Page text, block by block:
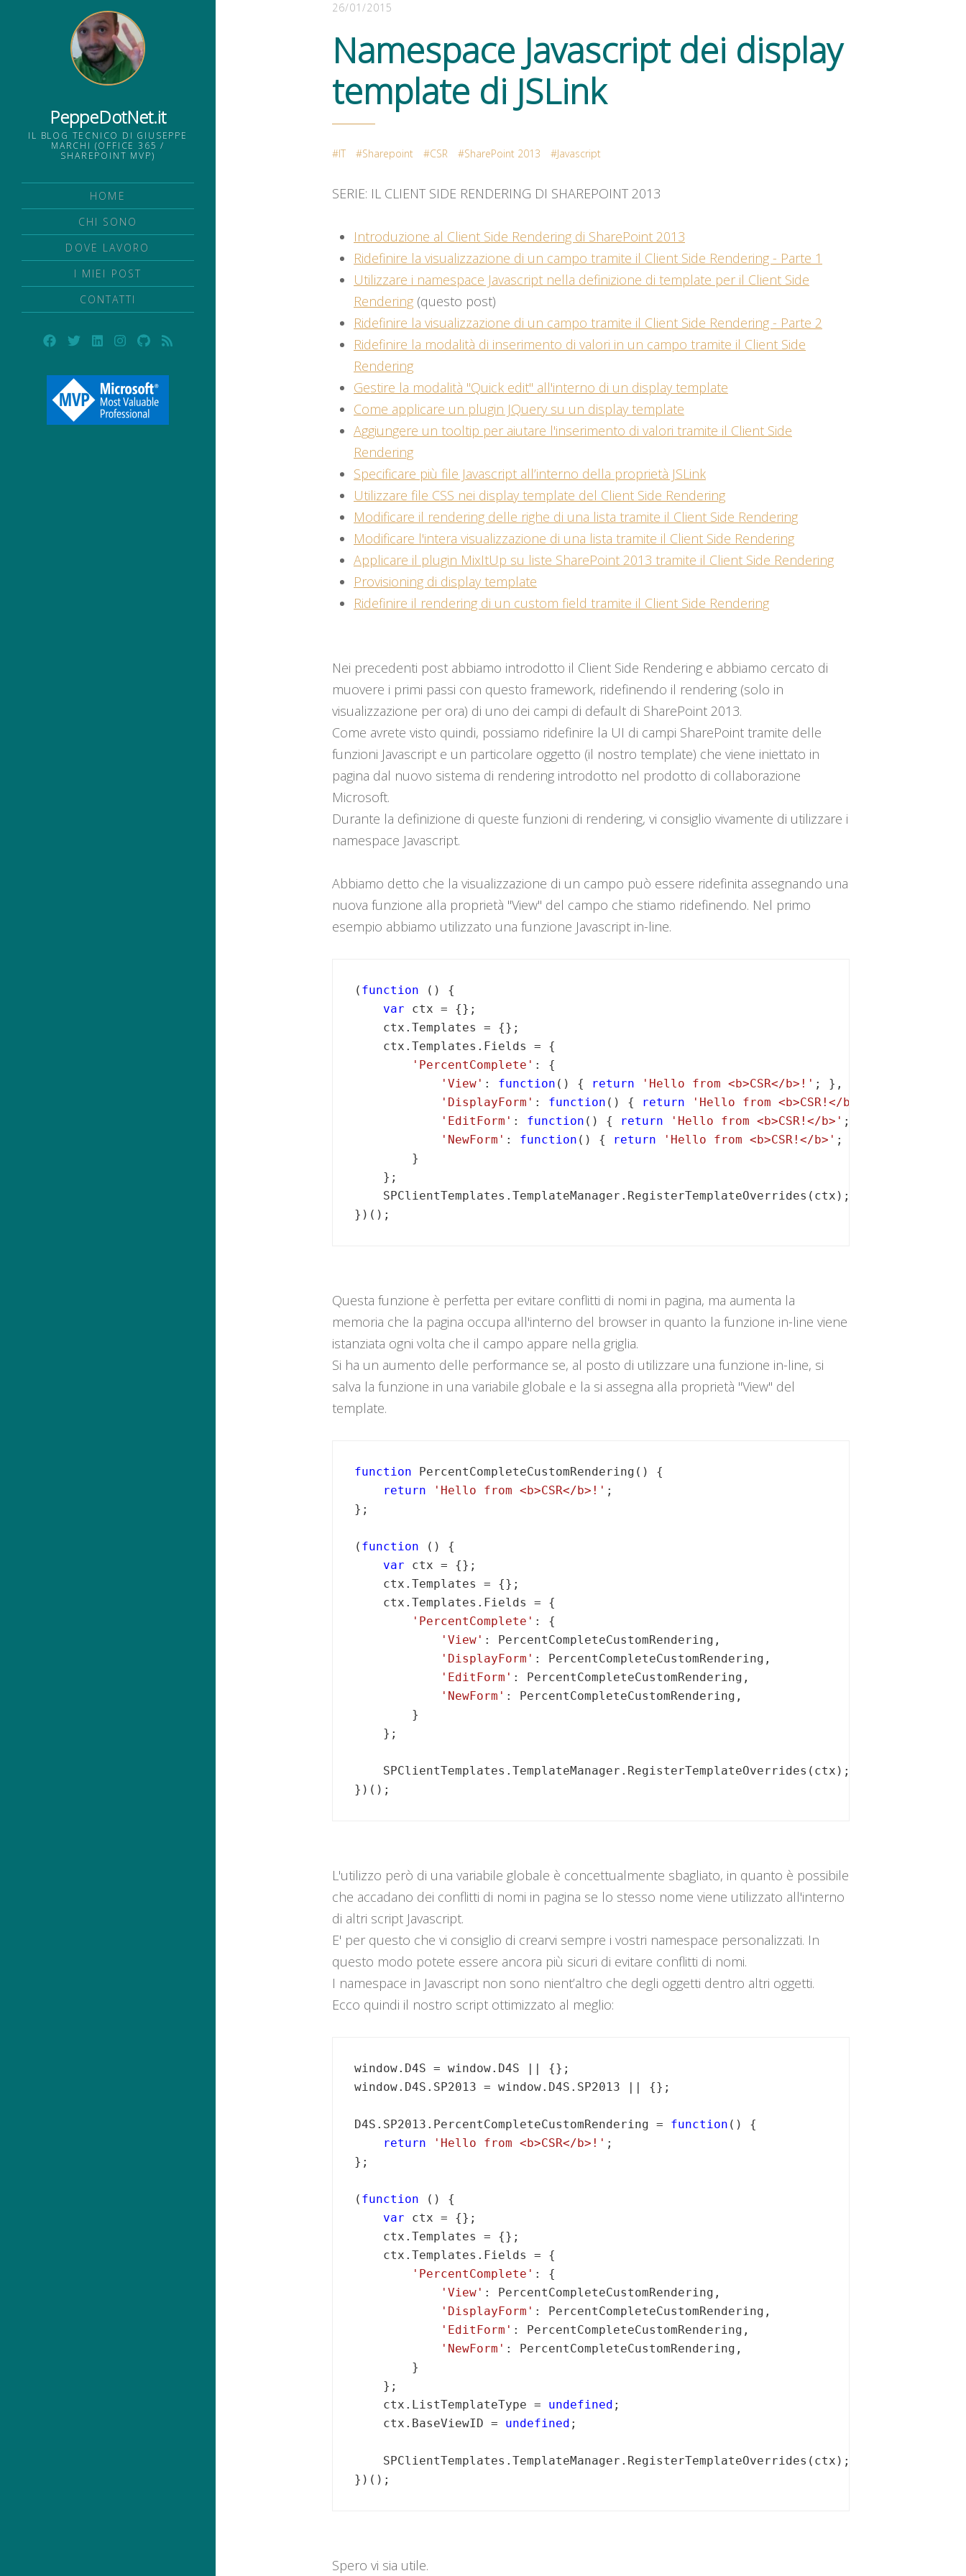
PeppeDotNet.it
IL BLOG TECNICO DI GIUSEPPE
MARCHI (OFFICE 365 /
SHAREPOINT MVP)
HOME
CHI SONO
DOVE LAVORO
I MIEI POST
CONTATTI
26/01/2015
Namespace Javascript dei display
template di JSLink
IT Sharepoint CSR SharePoint 2013 Javascript
SERIE: IL CLIENT SIDE RENDERING DI SHAREPOINT 2013
Introduzione al Client Side Rendering di SharePoint 2013
Ridefinire la visualizzazione di un campo tramite il Client Side Rendering - Parte 1
Utilizzare i namespace Javascript nella definizione di template per il Client Side
Rendering (questo post)
Ridefinire la visualizzazione di un campo tramite il Client Side Rendering - Parte 2
Ridefinire la modalità di inserimento di valori in un campo tramite il Client Side
Rendering
Gestire la modalità "Quick edit" all'interno di un display template
Come applicare un plugin JQuery su un display template
Aggiungere un tooltip per aiutare l'inserimento di valori tramite il Client Side
Rendering
Specificare più file Javascript all’interno della proprietà JSLink
Utilizzare file CSS nei display template del Client Side Rendering
Modificare il rendering delle righe di una lista tramite il Client Side Rendering
Modificare l'intera visualizzazione di una lista tramite il Client Side Rendering
Applicare il plugin MixItUp su liste SharePoint 2013 tramite il Client Side Rendering
Provisioning di display template
Ridefinire il rendering di un custom field tramite il Client Side Rendering
Nei precedenti post abbiamo introdotto il Client Side Rendering e abbiamo cercato di
muovere i primi passi con questo framework, ridefinendo il rendering (solo in
visualizzazione per ora) di uno dei campi di default di SharePoint 2013.
Come avrete visto quindi, possiamo ridefinire la UI di campi SharePoint tramite delle
funzioni Javascript e un particolare oggetto (il nostro template) che viene iniettato in
pagina dal nuovo sistema di rendering introdotto nel prodotto di collaborazione
Microsoft.
Durante la definizione di queste funzioni di rendering, vi consiglio vivamente di utilizzare i
namespace Javascript.
Abbiamo detto che la visualizzazione di un campo può essere ridefinita assegnando una
nuova funzione alla proprietà "View" del campo che stiamo ridefinendo. Nel primo
esempio abbiamo utilizzato una funzione Javascript in-line.
( function () {
var ctx = {};
    ctx.Templates = {};
    ctx.Templates.Fields = {
'PercentComplete' : {
'View' : function () { return 'Hello from <b>CSR</b>!' ; },
'DisplayForm' : function () { return 'Hello from <b>CSR!</b>'
'EditForm' : function () { return 'Hello from <b>CSR!</b>' ; },
'NewForm' : function () { return 'Hello from <b>CSR!</b>' ; },
        }
    };
    SPClientTemplates.TemplateManager.RegisterTemplateOverrides(ctx);
Questa funzione è perfetta per evitare conflitti di nomi in pagina, ma aumenta la
memoria che la pagina occupa all'interno del browser in quanto la funzione in-line viene
istanziata ogni volta che il campo appare nella griglia.
Si ha un aumento delle performance se, al posto di utilizzare una funzione in-line, si
salva la funzione in una variabile globale e la si assegna alla proprietà "View" del
template.
function PercentCompleteCustomRendering() {
return
'Hello from <b>CSR</b>!' ;
};
( function () {
var ctx = {};
    ctx.Templates = {};
    ctx.Templates.Fields = {
'PercentComplete' : {
'View' : PercentCompleteCustomRendering,
'DisplayForm' : PercentCompleteCustomRendering,
'EditForm' : PercentCompleteCustomRendering,
'NewForm' : PercentCompleteCustomRendering,
        }
    };
    SPClientTemplates.TemplateManager.RegisterTemplateOverrides(ctx);
L'utilizzo però di una variabile globale è concettualmente sbagliato, in quanto è possibile
che accadano dei conflitti di nomi in pagina se lo stesso nome viene utilizzato all'interno
di altri script Javascript.
E' per questo che vi consiglio di crearvi sempre i vostri namespace personalizzati. In
questo modo potete essere ancora più sicuri di evitare conflitti di nomi.
I namespace in Javascript non sono nient’altro che degli oggetti dentro altri oggetti.
Ecco quindi il nostro script ottimizzato al meglio:
window.D4S = window.D4S || {};
window.D4S.SP2013 = window.D4S.SP2013 || {};
D4S.SP2013.PercentCompleteCustomRendering = function () {
return
'Hello from <b>CSR</b>!' ;
};
( function () {
var ctx = {};
    ctx.Templates = {};
    ctx.Templates.Fields = {
'PercentComplete' : {
'View' : PercentCompleteCustomRendering,
'DisplayForm' : PercentCompleteCustomRendering,
'EditForm' : PercentCompleteCustomRendering,
'NewForm' : PercentCompleteCustomRendering,
        }
    };
    ctx.ListTemplateType =
undefined ;
    ctx.BaseViewID =
undefined ;
    SPClientTemplates.TemplateManager.RegisterTemplateOverrides(ctx);
Spero vi sia utile.